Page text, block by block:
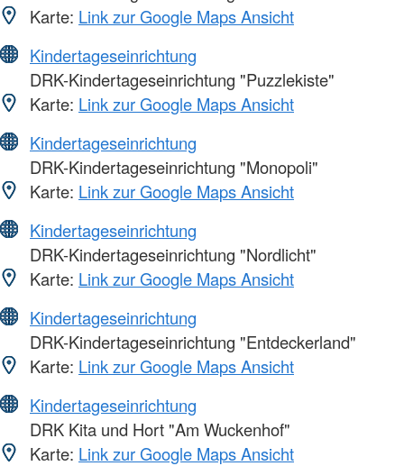
Karte: Link zur Google Maps Ansicht
Kindertageseinrichtung
DRK-Kindertageseinrichtung "Puzzlekiste"
Karte: Link zur Google Maps Ansicht
Kindertageseinrichtung
DRK-Kindertageseinrichtung "Monopoli"
Karte: Link zur Google Maps Ansicht
Kindertageseinrichtung
DRK-Kindertageseinrichtung "Nordlicht"
Karte: Link zur Google Maps Ansicht
Kindertageseinrichtung
DRK-Kindertageseinrichtung "Entdeckerland"
Karte: Link zur Google Maps Ansicht
Kindertageseinrichtung
DRK Kita und Hort "Am Wuckenhof"
Karte: Link zur Google Maps Ansicht